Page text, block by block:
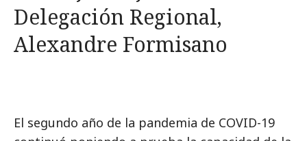
Delegación Regional,
Alexandre Formisano
El segundo año de la pandemia de COVID-19